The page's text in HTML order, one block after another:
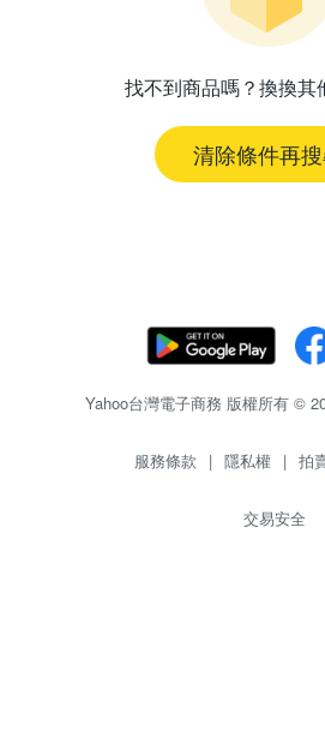
找不到商品嗎？換換其
清除條件再
Yahoo台灣電子商務 版權所有 ©
服務條款 | 隱私權 | 拍
交易安全